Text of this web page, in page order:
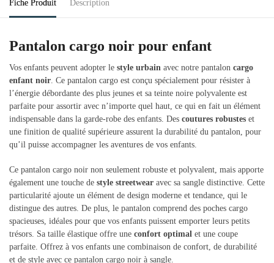
Fiche Produit Description
Pantalon cargo noir pour enfant
Vos enfants peuvent adopter le style urbain avec notre pantalon cargo
enfant noir. Ce pantalon cargo est conçu spécialement pour résister à
l’énergie débordante des plus jeunes et sa teinte noire polyvalente est
parfaite pour assortir avec n’importe quel haut, ce qui en fait un élément
indispensable dans la garde-robe des enfants. Des coutures robustes et
une finition de qualité supérieure assurent la durabilité du pantalon, pour
qu’il puisse accompagner les aventures de vos enfants.
Ce pantalon cargo noir non seulement robuste et polyvalent, mais apporte
également une touche de style streetwear avec sa sangle distinctive. Cette
particularité ajoute un élément de design moderne et tendance, qui le
distingue des autres. De plus, le pantalon comprend des poches cargo
spacieuses, idéales pour que vos enfants puissent emporter leurs petits
trésors. Sa taille élastique offre une confort optimal et une coupe
parfaite. Offrez à vos enfants une combinaison de confort, de durabilité
et de style avec ce pantalon cargo noir à sangle.